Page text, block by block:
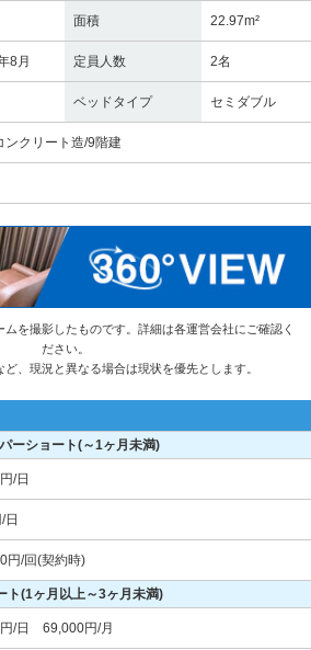
面積 22.97m²
8月 定員人数 2名
ベッドタイプ セミダブル
ンクリート造/9階建
を撮影したものです。詳細は各運営会社にご確認く
ださい。
、現況と異なる場合は現状を優先とします。
ーショート(～1ヶ月未満)
/日
日
円/回(契約時)
ト(1ヶ月以上～3ヶ月未満)
/日 69,000円/月